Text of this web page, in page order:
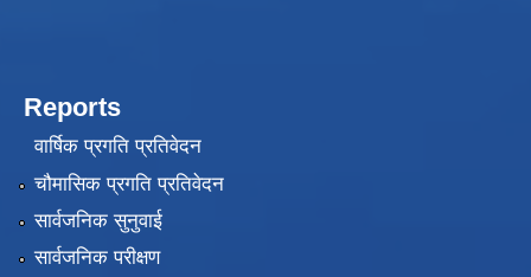
Reports
वार्षिक प्रगति प्रतिवेदन
चौमासिक प्रगति प्रतिवेदन
सार्वजनिक सुनुवाई
सार्वजनिक परीक्षण